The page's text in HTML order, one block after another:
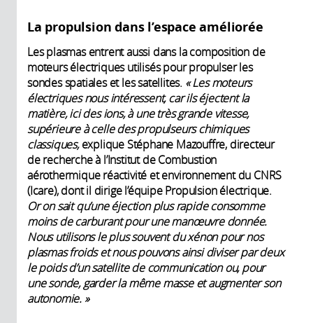
La propulsion dans l’espace améliorée
Les plasmas entrent aussi dans la composition de
moteurs électriques utilisés pour propulser les
sondes spatiales et les satellites. « Les moteurs
électriques nous intéressent, car ils éjectent la
matière, ici des ions, à une très grande vitesse,
supérieure à celle des propulseurs chimiques
classiques,explique Stéphane Mazouffre, directeur
de recherche à l’Institut de Combustion
aérothermique réactivité et environnement du CNRS
(Icare), dont il dirige l’équipe Propulsion électrique.
Or on sait qu’une éjection plus rapide consomme
moins de carburant pour une manœuvre donnée.
Nous utilisons le plus souvent du xénon pour nos
plasmas froids et nous pouvons ainsi diviser par deux
le poids d’un satellite de communication ou, pour
une sonde, garder la même masse et augmenter son
autonomie. »